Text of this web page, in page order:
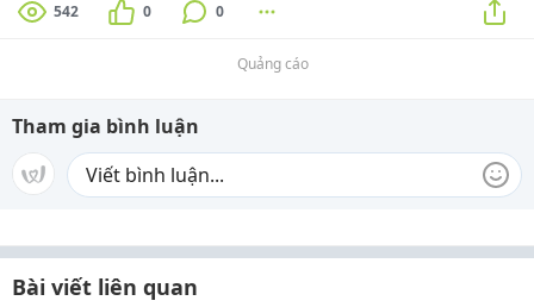
542 0 0
Quảng cáo
Tham gia bình luận
Bài viết liên quan